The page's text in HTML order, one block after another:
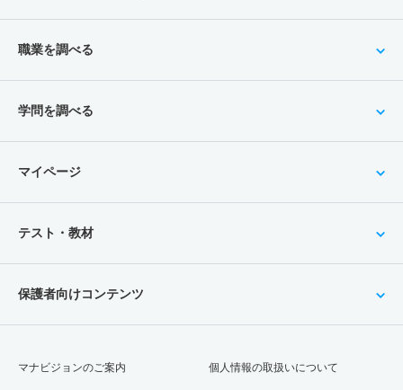
職業を調べる
学問を調べる
マイページ
テスト・教材
保護者向けコンテンツ
マナビジョンのご案内 個人情報の取扱いについて